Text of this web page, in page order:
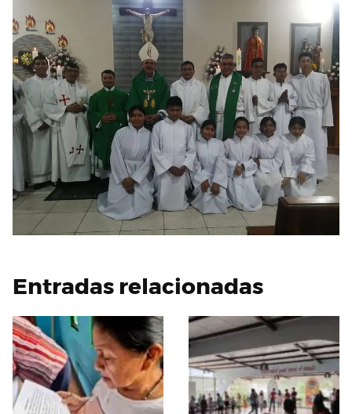
Entradas relacionadas